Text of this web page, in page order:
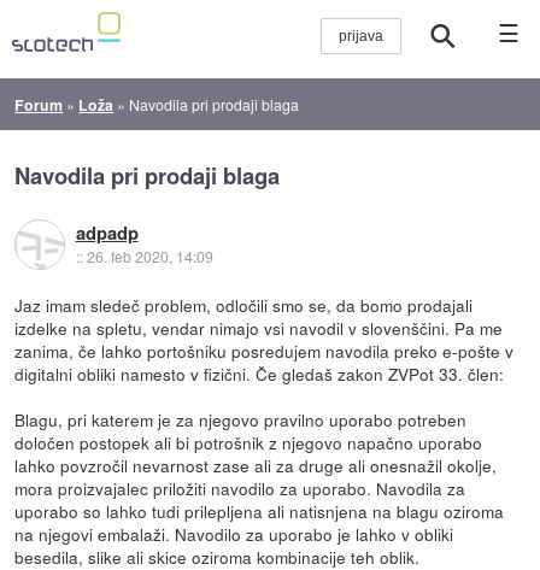
☰
Forum » Loža » Navodila pri prodaji blaga
Navodila pri prodaji blaga
adpadp
::26. feb 2020, 14:09
Jaz imam sledeč problem, odločili smo se, da bomo prodajali
izdelke na spletu, vendar nimajo vsi navodil v slovenščini. Pa me
zanima, če lahko portošniku posredujem navodila preko e-pošte v
digitalni obliki namesto v fizični. Če gledaš zakon ZVPot 33. člen:
Blagu, pri katerem je za njegovo pravilno uporabo potreben
določen postopek ali bi potrošnik z njegovo napačno uporabo
lahko povzročil nevarnost zase ali za druge ali onesnažil okolje,
mora proizvajalec priložiti navodilo za uporabo. Navodila za
uporabo so lahko tudi prilepljena ali natisnjena na blagu oziroma
na njegovi embalaži. Navodilo za uporabo je lahko v obliki
besedila, slike ali skice oziroma kombinacije teh oblik.